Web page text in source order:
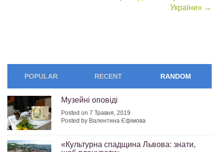
України» →
POPULAR RECENT RANDOM
Музейні оповіді
Posted on 7 Травня, 2019
Posted by Валентина Єфімова
«Культурна спадщина Львова: знати,